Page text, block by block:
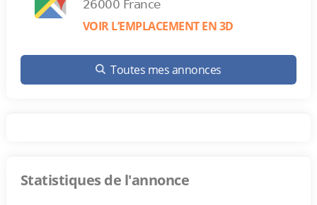
26000 France
VOIR L’EMPLACEMENT EN 3D
Toutes mes annonces
Statistiques de l'annonce